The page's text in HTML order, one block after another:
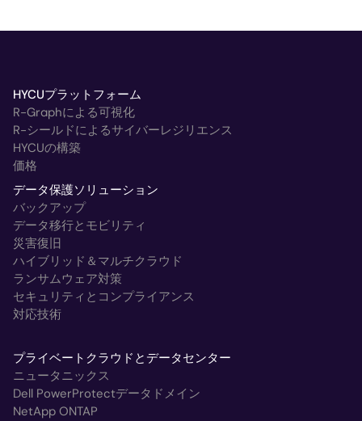
HYCUプラットフォーム
R-Graphによる可視化
R-シールドによるサイバーレジリエンス
HYCUの構築
価格
データ保護ソリューション
バックアップ
データ移行とモビリティ
災害復旧
ハイブリッド＆マルチクラウド
ランサムウェア対策
セキュリティとコンプライアンス
対応技術
プライベートクラウドとデータセンター
ニュータニックス
Dell PowerProtectデータドメイン
NetApp ONTAP